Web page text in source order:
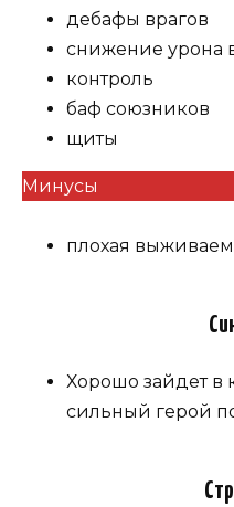
дебафы врагов
снижение урона
контроль
баф союзников
щиты
Минусы
плохая
Хорошо зайдет в
сильный герой